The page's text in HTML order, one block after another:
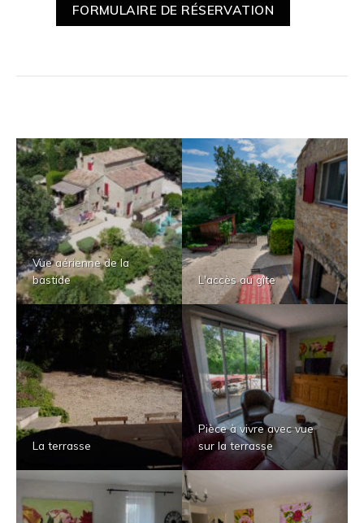
FORMULAIRE DE RÉSERVATION
Vue aérienne de la
bastide
L'accès au gîte
La terrasse
Pièce à vivre avec vue
sur la terrasse